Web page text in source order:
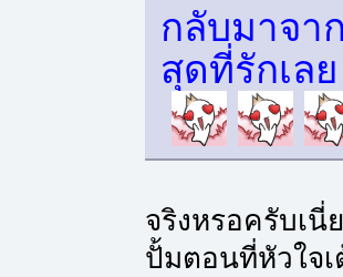
กลับมาจา
สุดที่รักเลย
จริงหรอครับเนี่
ปั้มตอนที่หัวใจ